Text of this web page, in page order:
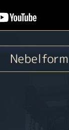
Nebelform